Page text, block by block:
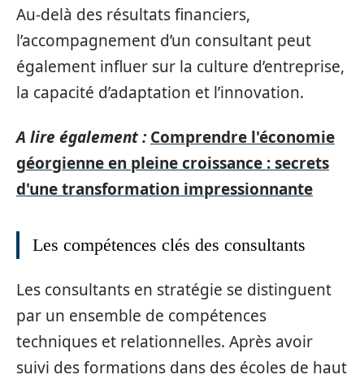
Au-delà des résultats financiers,
l’accompagnement d’un consultant peut
également influer sur la culture d’entreprise,
la capacité d’adaptation et l’innovation.
A lire également : Comprendre l'économie
géorgienne en pleine croissance : secrets
d'une transformation impressionnante
Les compétences clés des consultants
Les consultants en stratégie se distinguent
par un ensemble de compétences
techniques et relationnelles. Après avoir
suivi des formations dans des écoles de haut